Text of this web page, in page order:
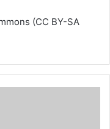
(CC BY-SA